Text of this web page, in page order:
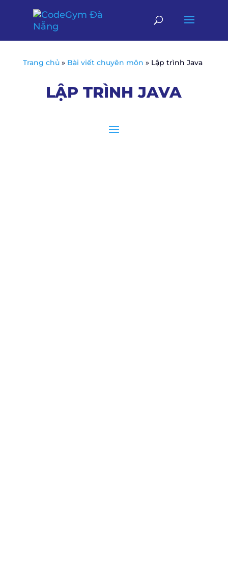
Trang chủ» Bài viết chuyên môn » Lập trình Java
LẬP TRÌNH JAVA